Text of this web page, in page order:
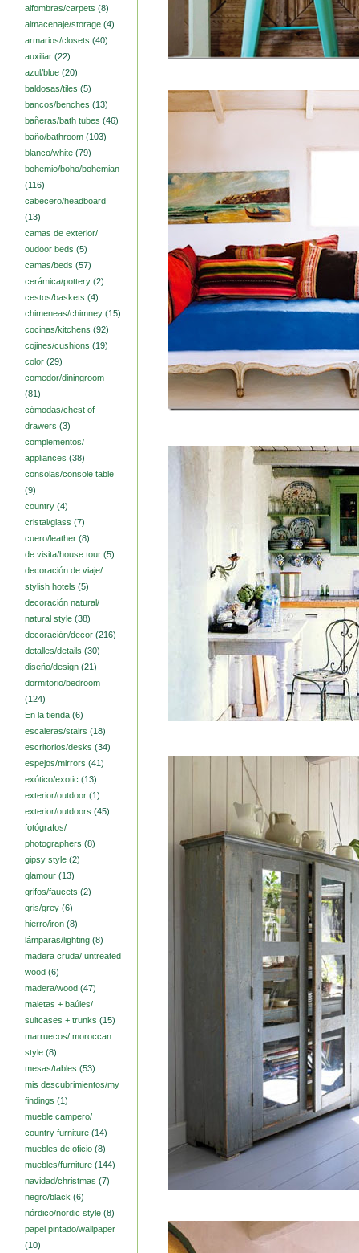
alfombras/carpets (8)
almacenaje/storage (4)
armarios/closets (40)
auxiliar (22)
azul/blue (20)
baldosas/tiles (5)
bancos/benches (13)
bañeras/bath tubes (46)
baño/bathroom (103)
blanco/white (79)
bohemio/boho/bohemian
(116)
cabecero/headboard
(13)
camas de exterior/
oudoor beds (5)
camas/beds (57)
cerámica/pottery (2)
cestos/baskets (4)
chimeneas/chimney (15)
cocinas/kitchens (92)
cojines/cushions (19)
color (29)
comedor/diningroom
(81)
cómodas/chest of
drawers (3)
complementos/
appliances (38)
consolas/console table
(9)
country (4)
cristal/glass (7)
cuero/leather (8)
de visita/house tour (5)
decoración de viaje/
stylish hotels (5)
decoración natural/
natural style (38)
decoración/decor (216)
detalles/details (30)
diseño/design (21)
dormitorio/bedroom
(124)
En la tienda (6)
escaleras/stairs (18)
escritorios/desks (34)
espejos/mirrors (41)
exótico/exotic (13)
exterior/outdoor (1)
exterior/outdoors (45)
fotógrafos/
photographers (8)
gipsy style (2)
glamour (13)
grifos/faucets (2)
gris/grey (6)
hierro/iron (8)
lámparas/lighting (8)
madera cruda/ untreated
wood (6)
madera/wood (47)
maletas + baúles/
suitcases + trunks (15)
marruecos/ moroccan
style (8)
mesas/tables (53)
mis descubrimientos/my
findings (1)
mueble campero/
country furniture (14)
muebles de oficio (8)
muebles/furniture (144)
navidad/christmas (7)
negro/black (6)
nórdico/nordic style (8)
papel pintado/wallpaper
(10)